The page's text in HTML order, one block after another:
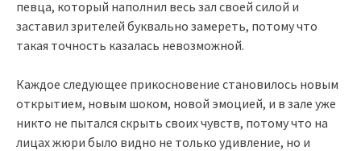
певца, который наполнил весь зал своей силой и
заставил зрителей буквально замереть, потому что
такая точность казалась невозможной.
Каждое следующее прикосновение становилось новым
открытием, новым шоком, новой эмоцией, и в зале уже
никто не пытался скрыть своих чувств, потому что на
лицах жюри было видно не только удивление, но и